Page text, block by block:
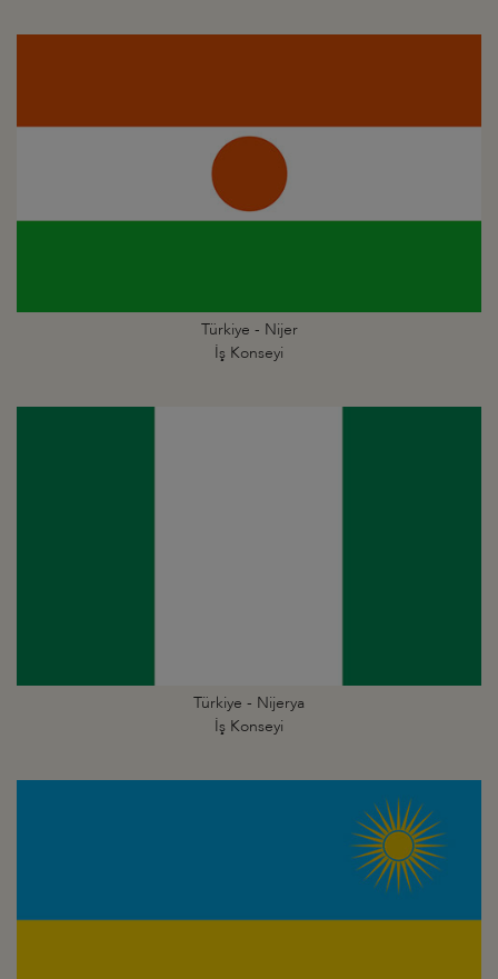
Türkiye - Nijer
İş Konseyi
Türkiye - Nijerya
İş Konseyi